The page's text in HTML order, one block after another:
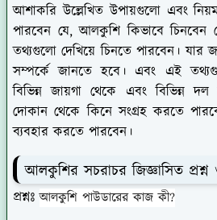
আশাকরি উল্লেখিত উপায়গুলো এবং
পারবেন যে, আলকুশি কিভাবে
তথ্যগুলো দেখিয়ে চিনতে পারবেন।
সম্পর্কে জানতে হবে। এবং এই
বিভিন্ন জায়গা থেকে এবং বিভিন্ন দল
দোকান থেকে কিনে সংগ্রহ করতে
ব্যবহার করতে পারবেন।
আলকুশির সচরাচর জিজ্ঞাসিত
প্রশ্নঃআলকুশি পাউডারের কাজ কী?